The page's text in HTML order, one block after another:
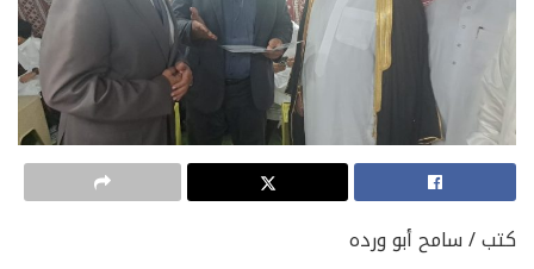
كتب / سامح أبو ورده